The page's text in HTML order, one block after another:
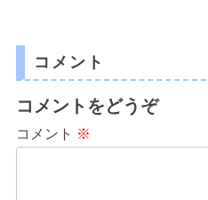
コメント
コメントをどうぞ
コメント ※